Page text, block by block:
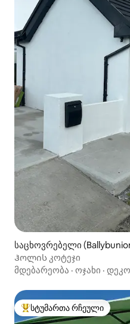
საცხოვრებელი
Ჰოლის კოტეჯი
მდებარეობა · ოჯახი ·
სტუმართა რჩეული
სტუმართა რჩეული